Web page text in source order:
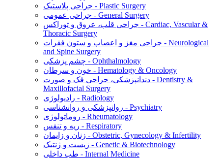
جراحی پلاستیک - Plastic Surgery
جراحی عمومی - General Surgery
جراحی قلب، عروق و توراکس - Cardiac, Vascular &
Thoracic Surgery
جراحی مغز و اعصاب و ستون فقرات - Neurological
and Spine Surgery
چشم پزشکی - Ophthalmology
خون و سرطان - Hematology & Oncology
دندانپزشکی، جراحی فک و صورت - Dentistry &
Maxillofacial Surgery
رادیولوژی - Radiology
روانپزشکی و روانشناسی - Psychiatry
روماتولوژی - Rheumatology
ریه و تنفس - Respiratory
زنان و زایمان - Obstetric, Gynecology & Infertility
زیست و ژنتیک - Genetic & Biotechnology
طب داخلی - Internal Medicine